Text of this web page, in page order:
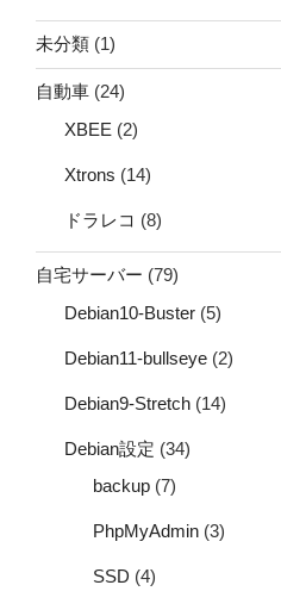
未分類 (1)
自動車 (24)
XBEE (2)
Xtrons (14)
ドラレコ (8)
自宅サーバー (79)
Debian10-Buster (5)
Debian11-bullseye (2)
Debian9-Stretch (14)
Debian設定 (34)
backup (7)
PhpMyAdmin (3)
SSD (4)